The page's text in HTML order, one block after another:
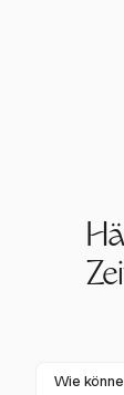
Wie